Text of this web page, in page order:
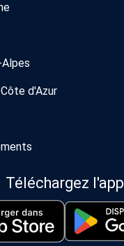
d'Azur
Téléchargez l'app